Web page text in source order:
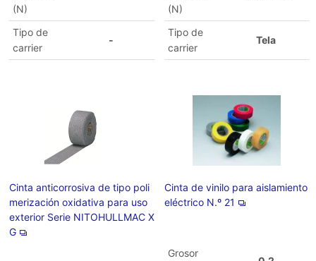
(N)
Tipo de
carrier
-
(N)
Tipo de
carrier
Tela
Cinta anticorrosiva de tipo poli
merización oxidativa para uso
exterior Serie NITOHULLMAC X
G
Cinta de vinilo para aislamiento
eléctrico N.º 21
Grosor